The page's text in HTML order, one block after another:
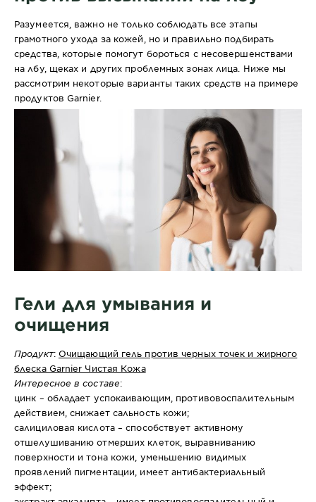
Разумеется, важно не только соблюдать все этапы
грамотного ухода за кожей, но и правильно подбирать
средства, которые помогут бороться с несовершенствами
на лбу, щеках и других проблемных зонах лица. Ниже мы
рассмотрим некоторые варианты таких средств на примере
продуктов Garnier.
Гели для умывания и
очищения
Продукт: Очищающий гель против черных точек и жирного
блеска Garnier Чистая Кожа
Интересное в составе:
цинк – обладает успокаивающим, противовоспалительным
действием, снижает сальность кожи;
салициловая кислота– способствует активному
отшелушиванию отмерших клеток, выравниванию
поверхности и тона кожи, уменьшению видимых
проявлений пигментации, имеет антибактериальный
эффект;